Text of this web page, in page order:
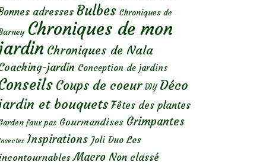
adresses Bulbes Chroniques de
Chroniques de mon
Chroniques de Nala
jardin Conception de jardins
Coups de coeur DIY Déco
et bouquets Fêtes des plantes
faux pas Gourmandises Grimpantes
Inspirations Joli Duo Les
Macro Non classé